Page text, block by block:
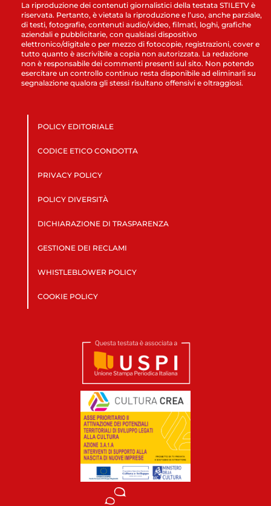
La riproduzione dei contenuti giornalistici della testata STILETV è
riservata. Pertanto, è vietata la riproduzione e l’uso, anche parziale,
di testi, fotografie, contenuti audio/video, filmati, loghi, grafiche
aziendali e pubblicitarie, con qualsiasi dispositivo
elettronico/digitale o per mezzo di fotocopie, registrazioni, cover e
tutto quanto è ascrivibile a copia non autorizzata. La redazione
non è responsabile dei commenti presenti sul sito. Non potendo
esercitare un controllo continuo resta disponibile ad eliminarli su
segnalazione qualora gli stessi risultano offensivi e oltraggiosi.
POLICY EDITORIALE
CODICE ETICO CONDOTTA
PRIVACY POLICY
POLICY DIVERSITÀ
DICHIARAZIONE DI TRASPARENZA
GESTIONE DEI RECLAMI
WHISTLEBLOWER POLICY
COOKIE POLICY